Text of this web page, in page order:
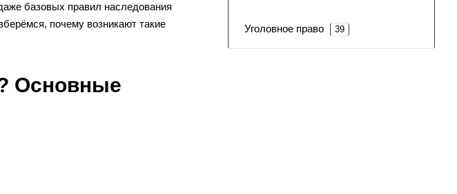
базовых правил наследования
почему возникают такие
Основные
Уголовное право 39